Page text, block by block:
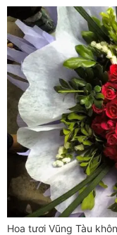
Hoa tươi Vũng Tàu